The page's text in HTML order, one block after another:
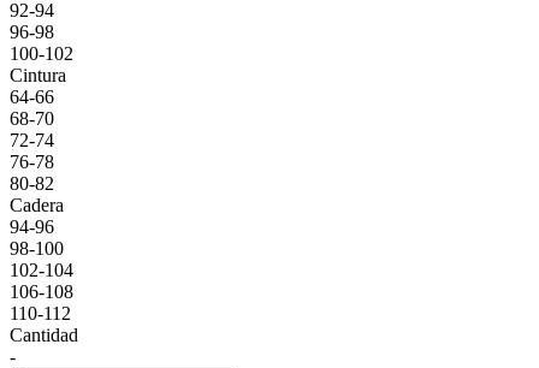
92-94
96-98
100-102
Cintura
64-66
68-70
72-74
76-78
80-82
Cadera
94-96
98-100
102-104
106-108
110-112
Cantidad
-